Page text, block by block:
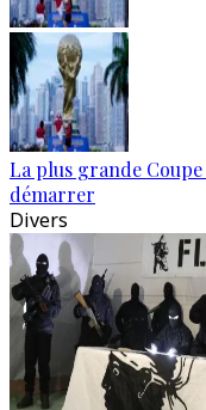
La plus grande
démarrer
Divers